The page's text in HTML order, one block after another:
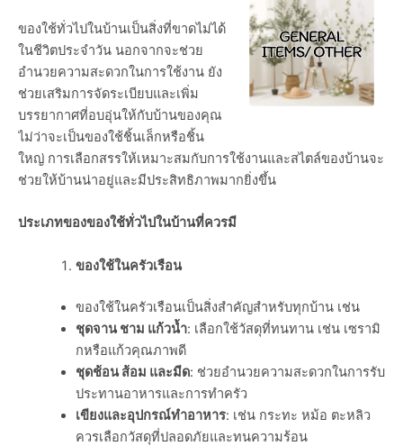
ของใช้ทั่วไปในบ้านเป็นสิ่งที่ขาดไม่ได้
ในชีวิตประจำวัน นอกจากจะช่วย
อำนวยความสะดวกในการใช้งาน ยัง
ช่วยเสริมการจัดระเบียบและเพิ่ม
บรรยากาศที่อบอุ่นให้กับบ้านของคุณ
ไม่ว่าจะเป็นของใช้ชิ้นเล็กหรือชิ้น
ใหญ่ การเลือกสรรให้เหมาะสมกับการใช้งานและสไตล์ของบ้านจะ
ช่วยให้บ้านน่าอยู่และมีประสิทธิภาพมากยิ่งขึ้น
ประเภทของของใช้ทั่วไปในบ้านที่ควรมี
ของใช้ในครัวเรือน
ของใช้ในครัวเรือนเป็นสิ่งสำคัญสำหรับทุกบ้าน เช่น
ชุดจาน ชาม แก้วน้ำ: เลือกใช้วัสดุที่ทนทาน เช่น เซรามิ
กหรือแก้วคุณภาพดี
ชุดช้อน ส้อม และมีด: ช่วยอำนวยความสะดวกในการรับ
ประทานอาหารและการทำครัว
เขียงและอุปกรณ์ทำอาหาร: เช่น กระทะ หม้อ ตะหลิว
ควรเลือกวัสดุที่ปลอดภัยและทนความร้อน